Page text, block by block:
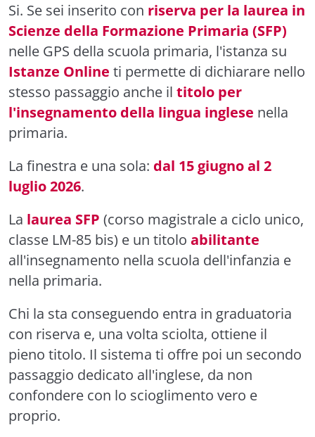
Si. Se sei inserito con riserva per la laurea in
Scienze della Formazione Primaria (SFP)
nelle GPS della scuola primaria, l'istanza su
Istanze Online ti permette di dichiarare nello
stesso passaggio anche il titolo per
l'insegnamento della lingua inglese nella
primaria.
La finestra e una sola: dal 15 giugno al 2
luglio 2026.
La laurea SFP (corso magistrale a ciclo unico,
classe LM-85 bis) e un titolo abilitante
all'insegnamento nella scuola dell'infanzia e
nella primaria.
Chi la sta conseguendo entra in graduatoria
con riserva e, una volta sciolta, ottiene il
pieno titolo. Il sistema ti offre poi un secondo
passaggio dedicato all'inglese, da non
confondere con lo scioglimento vero e
proprio.